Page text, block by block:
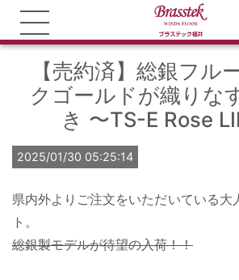
【売約済】総銀フル
クゴールドが織りな
き 〜TS-E Rose
2025/01/30 05:25:14
県内外よりご注文をいただいている大
ト。
総銀製モデルが待望の入荷！！